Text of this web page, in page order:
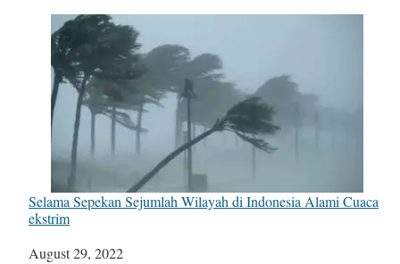
Selama Sepekan Sejumlah Wilayah di Indonesia Alami Cuaca
ekstrim
Date
August 29, 2022